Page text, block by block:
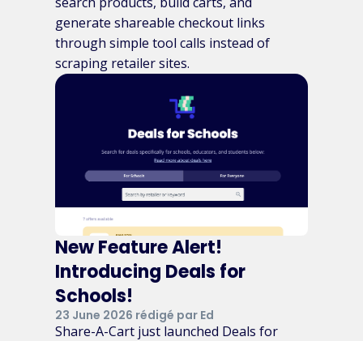
generate shareable checkout links
through simple tool calls instead of
scraping retailer sites.
New Feature Alert!
Introducing Deals for
Schools!
23 June 2026 rédigé par Ed
Share-A-Cart just launched Deals for